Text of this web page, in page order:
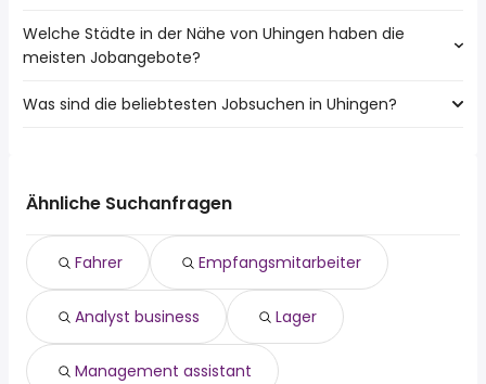
Städte in der Nähe von Uhingen mit den meisten
sozialarbeiter Jobs:
Kirchheim Unter Teck
Welche Städte in der Nähe von Uhingen haben die
meisten Jobangebote?
10 Städte in der Nähe von Uhingen mit den meisten
Ebersbach An Der Fils
Reichenbach an der Fils
Was sind die beliebtesten Jobsuchen in Uhingen?
empfangsmitarbeiter
management assistant
personalberater
sachbearbeiter
kundenservice
disponent
Ähnliche Suchanfragen
Fahrer Empfangsmitarbeiter
Analyst business Lager
Management assistant